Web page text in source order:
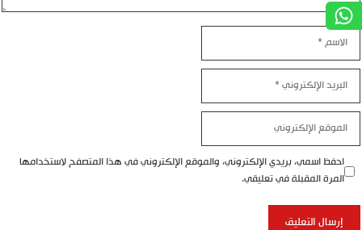
الاسم
الإلكتروني
الإلكتروني
احفظ اسمي، بريدي الإلكتروني، والموقع الإلكتروني في هذا المتصفح لاستخدامها
المرة المقبلة في تعليقي.